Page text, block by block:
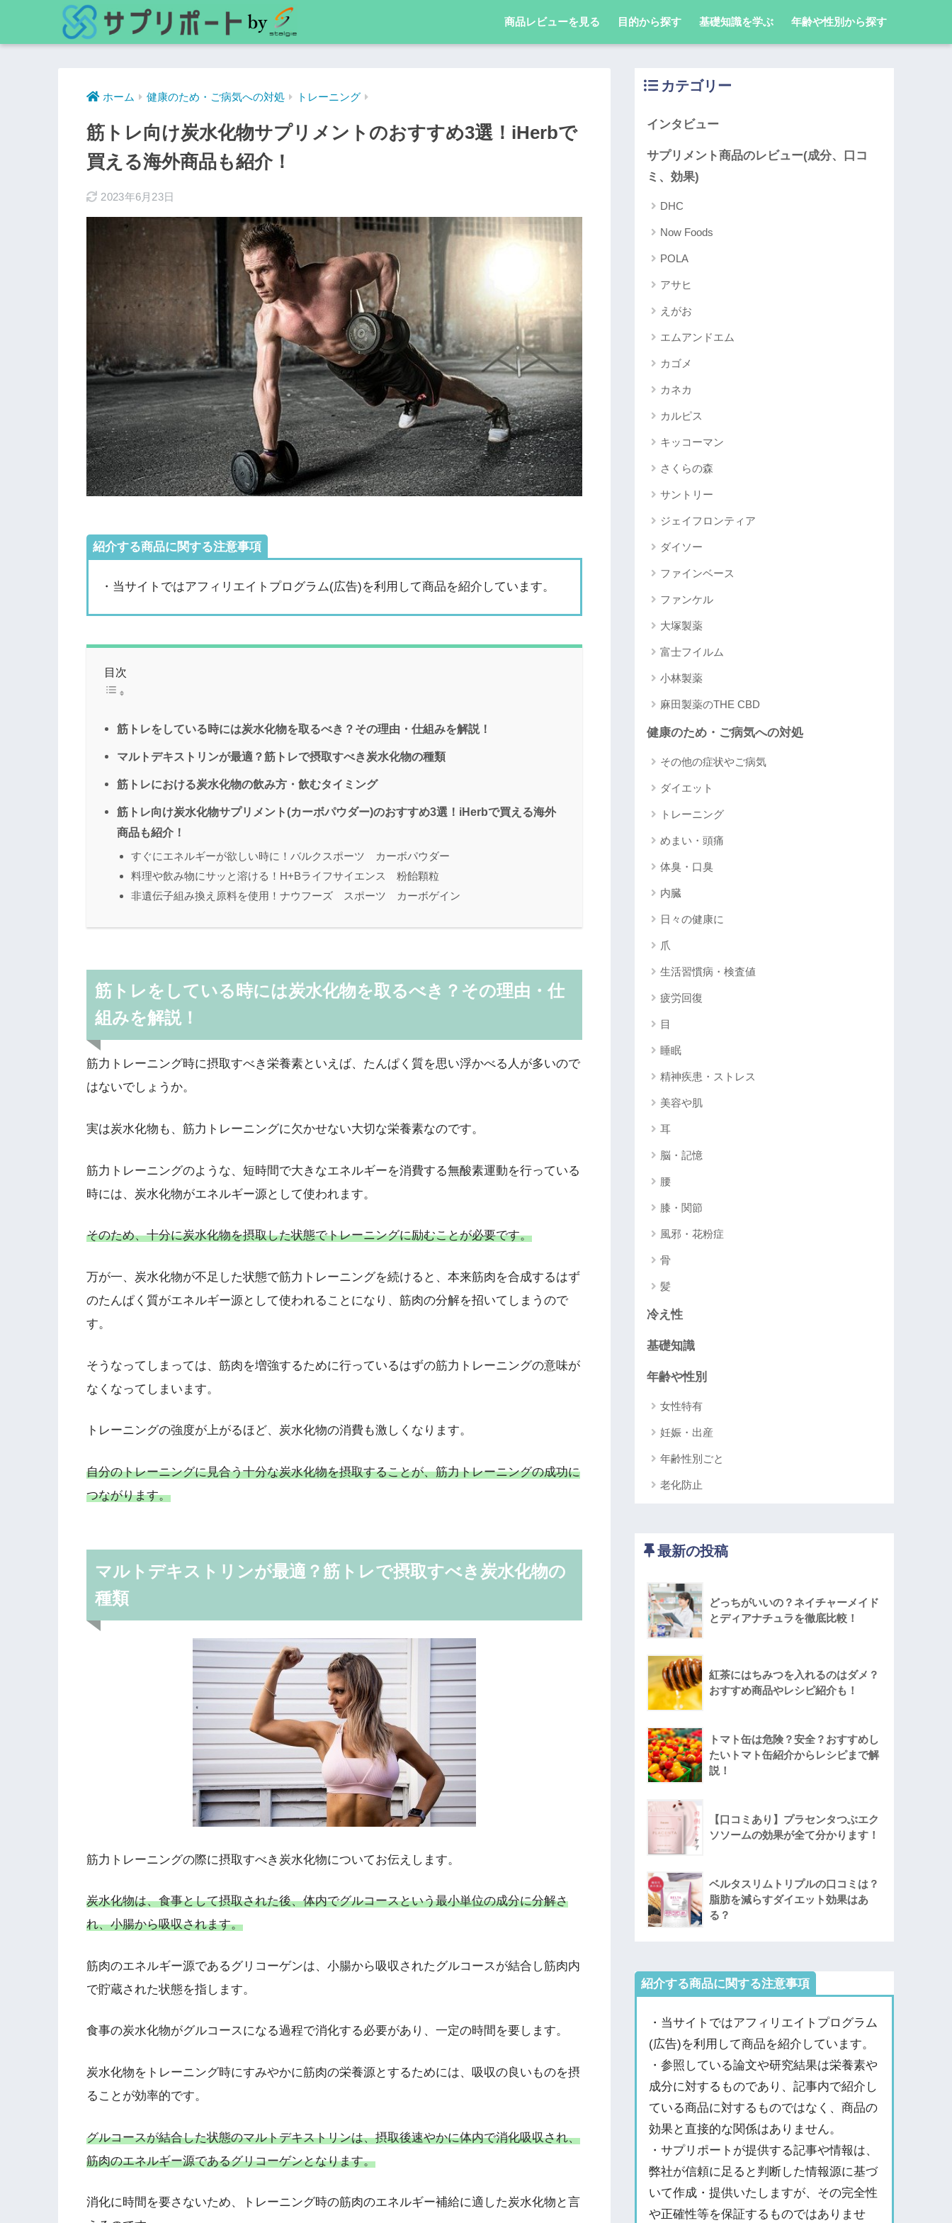
商品レビューを見る 目的から探す 基礎知識を学ぶ 年齢や性別から探す
ホーム 健康のため・ご病気への対処 トレーニング
筋トレ向け炭水化物サプリメントのおすすめ3選！iHerbで
買える海外商品も紹介！
2023年6月23日
紹介する商品に関する注意事項
・当サイトではアフィリエイトプログラム(広告)を利用して商品を紹介しています。
目次
筋トレをしている時には炭水化物を取るべき？その理由・仕組みを解説！
マルトデキストリンが最適？筋トレで摂取すべき炭水化物の種類
筋トレにおける炭水化物の飲み方・飲むタイミング
筋トレ向け炭水化物サプリメント(カーボパウダー)のおすすめ3選！iHerbで買える海外
商品も紹介！
すぐにエネルギーが欲しい時に！バルクスポーツ カーボパウダー
料理や飲み物にサッと溶ける！H+Bライフサイエンス 粉飴顆粒
非遺伝子組み換え原料を使用！ナウフーズ スポーツ カーボゲイン
筋トレをしている時には炭水化物を取るべき？その理由・仕
組みを解説！
筋力トレーニング時に摂取すべき栄養素といえば、たんぱく質を思い浮かべる人が多いので
はないでしょうか。
実は炭水化物も、筋力トレーニングに欠かせない大切な栄養素なのです。
筋力トレーニングのような、短時間で大きなエネルギーを消費する無酸素運動を行っている
時には、炭水化物がエネルギー源として使われます。
そのため、十分に炭水化物を摂取した状態でトレーニングに励むことが必要です。
万が一、炭水化物が不足した状態で筋力トレーニングを続けると、本来筋肉を合成するはず
のたんぱく質がエネルギー源として使われることになり、筋肉の分解を招いてしまうので
す。
そうなってしまっては、筋肉を増強するために行っているはずの筋力トレーニングの意味が
なくなってしまいます。
トレーニングの強度が上がるほど、炭水化物の消費も激しくなります。
自分のトレーニングに見合う十分な炭水化物を摂取することが、筋力トレーニングの成功に
つながります。
マルトデキストリンが最適？筋トレで摂取すべき炭水化物の
種類
筋力トレーニングの際に摂取すべき炭水化物についてお伝えします。
炭水化物は、食事として摂取された後、体内でグルコースという最小単位の成分に分解さ
れ、小腸から吸収されます。
筋肉のエネルギー源であるグリコーゲンは、小腸から吸収されたグルコースが結合し筋肉内
で貯蔵された状態を指します。
食事の炭水化物がグルコースになる過程で消化する必要があり、一定の時間を要します。
炭水化物をトレーニング時にすみやかに筋肉の栄養源とするためには、吸収の良いものを摂
ることが効率的です。
グルコースが結合した状態のマルトデキストリンは、摂取後速やかに体内で消化吸収され、
筋肉のエネルギー源であるグリコーゲンとなります。
消化に時間を要さないため、トレーニング時の筋肉のエネルギー補給に適した炭水化物と言
カテゴリー
インタビュー
サプリメント商品のレビュー(成分、口コ
ミ、効果)
DHC
Now Foods
POLA
アサヒ
えがお
エムアンドエム
カゴメ
カネカ
カルピス
キッコーマン
さくらの森
サントリー
ジェイフロンティア
ダイソー
ファインベース
ファンケル
大塚製薬
富士フイルム
小林製薬
麻田製薬のTHE CBD
健康のため・ご病気への対処
その他の症状やご病気
ダイエット
トレーニング
めまい・頭痛
体臭・口臭
内臓
日々の健康に
爪
生活習慣病・検査値
疲労回復
目
睡眠
精神疾患・ストレス
美容や肌
耳
脳・記憶
腰
膝・関節
風邪・花粉症
骨
髪
冷え性
基礎知識
年齢や性別
女性特有
妊娠・出産
年齢性別ごと
老化防止
最新の投稿
どっちがいいの？ネイチャーメイド
とディアナチュラを徹底比較！
紅茶にはちみつを入れるのはダメ？
おすすめ商品やレシピ紹介も！
トマト缶は危険？安全？おすすめし
たいトマト缶紹介からレシピまで解
説！
【口コミあり】プラセンタつぶエク
ソソームの効果が全て分かります！
ベルタスリムトリプルの口コミは？
脂肪を減らすダイエット効果はあ
る？
紹介する商品に関する注意事項
・当サイトではアフィリエイトプログラム
(広告)を利用して商品を紹介しています。
・参照している論文や研究結果は栄養素や
成分に対するものであり、記事内で紹介し
ている商品に対するものではなく、商品の
効果と直接的な関係はありません。
・サプリポートが提供する記事や情報は、
弊社が信頼に足ると判断した情報源に基づ
いて作成・提供いたしますが、その完全性
や正確性等を保証するものではありませ